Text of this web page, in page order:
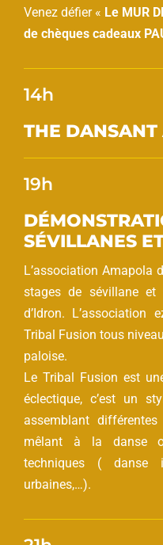
Venez défier « Le MUR
de chèques cadeaux
14h
THE DANSANT
19h
SÉVILLANES
L’association Amapola
stages de sévillane et
d’Idron. L’association
Tribal Fusion tous
paloise.
Le Tribal Fusion est
éclectique, c’est un
assemblant
mêlant à la danse
techniques ( danse
urbaines,…).